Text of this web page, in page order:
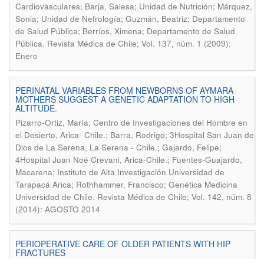
Cardiovasculares; Barja, Salesa; Unidad de Nutrición; Márquez,
Sonia; Unidad de Nefrología; Guzmán, Beatriz; Departamento
de Salud Pública; Berríos, Ximena; Departamento de Salud
Pública. Revista Médica de Chile; Vol. 137, núm. 1 (2009):
Enero
PERINATAL VARIABLES FROM NEWBORNS OF AYMARA
MOTHERS SUGGEST A GENETIC ADAPTATION TO HIGH
ALTITUDE.
Pizarro-Ortiz, María; Centro de Investigaciones del Hombre en
el Desierto, Arica- Chile.; Barra, Rodrigo; 3Hospital San Juan de
Dios de La Serena, La Serena - Chile.; Gajardo, Felipe;
4Hospital Juan Noé Crevani, Arica-Chile.; Fuentes-Guajardo,
Macarena; Instituto de Alta Investigación Universidad de
Tarapacá Arica; Rothhammer, Francisco; Genética Medicina
Universidad de Chile. Revista Médica de Chile; Vol. 142, núm. 8
(2014): AGOSTO 2014
PERIOPERATIVE CARE OF OLDER PATIENTS WITH HIP
FRACTURES